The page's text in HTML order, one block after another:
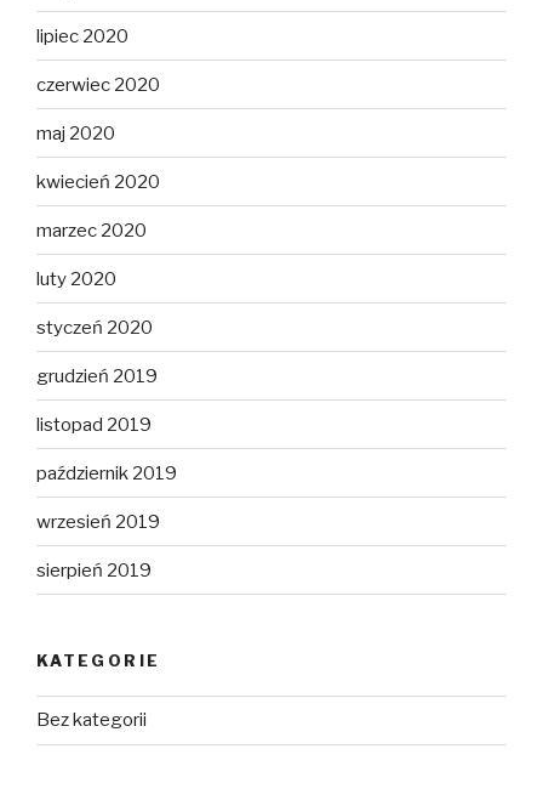
lipiec 2020
czerwiec 2020
maj 2020
kwiecień 2020
marzec 2020
luty 2020
styczeń 2020
grudzień 2019
listopad 2019
październik 2019
wrzesień 2019
sierpień 2019
KATEGORIE
Bez kategorii